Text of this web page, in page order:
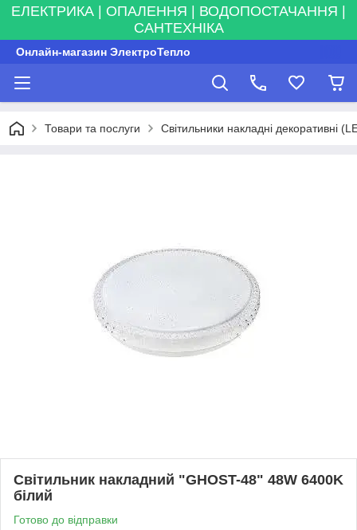
ЕЛЕКТРИКА | ОПАЛЕННЯ | ВОДОПОСТАЧАННЯ |
САНТЕХНІКА
Онлайн-магазин ЭлектроТепло
Товари та послуги Світильники накладні декоративні
Світильник накладний "GHOST-48" 48W 6400K
білий
Готово до відправки